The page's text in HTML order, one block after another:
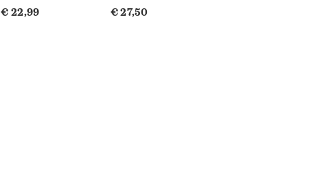
€ 22,99 € 27,50